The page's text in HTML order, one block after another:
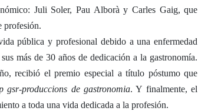
Juli Soler, Pau Alborà y Carles Gaig, que
profesión.
pública y profesional debido a una enfermedad
más de 30 años de dedicación a la gastronomía.
recibió el premio especial a título póstumo que
gsr-produccions de gastronomia. Y finalmente, el
a toda una vida dedicada a la profesión.